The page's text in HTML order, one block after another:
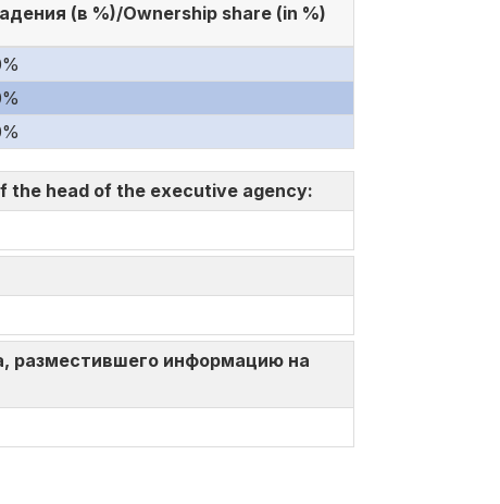
(в %)/Ownership share (in %)
the head of the executive agency:
разместившего информацию на